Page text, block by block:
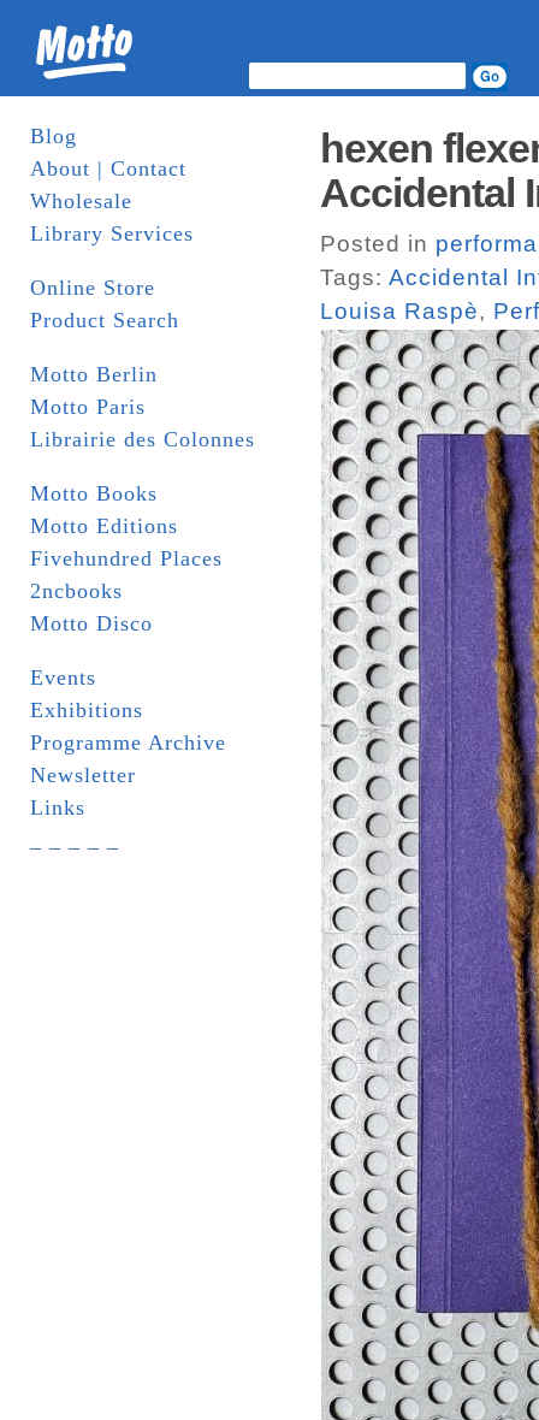
Blog
About | Contact
Wholesale
Library Services
Online Store
Product Search
Motto Berlin
Motto Paris
Librairie des Colonnes
Motto Books
Motto Editions
Fivehundred Places
2ncbooks
Motto Disco
Events
Exhibitions
Programme Archive
Newsletter
Links
hexen
Accidental
Posted in
Tags: Accidental
Louisa Raspè,